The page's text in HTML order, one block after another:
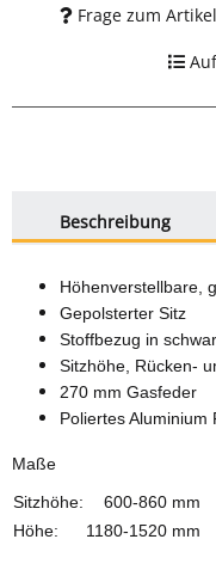
Frage zum Artikel
Beschreibung
Höhenverstellbare,
Gepolsterter Sitz
Stoffbezug in
Sitzhöhe, Rücken-
270 mm Gasfeder
Poliertes
Maße
Sitzhöhe:
600-860 mm
Höhe:
1180-1520 mm